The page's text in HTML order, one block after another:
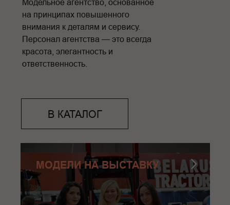
Модельное агентство, основанное
на принципах повышенного
внимания к деталям и сервису.
Персонал агентства — это всегда
красота, элегантность и
ответственность.
В КАТАЛОГ
МОДЕЛИ НА ВЫСТАВКУ